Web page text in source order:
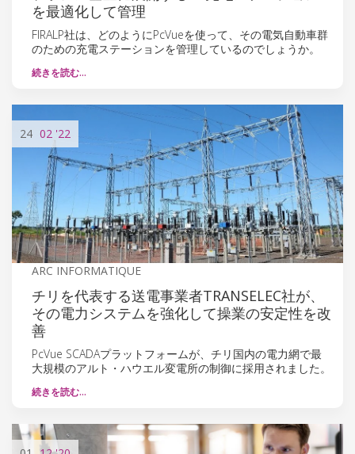
を最適化して管理
FIRALP社は、どのようにPcVueを使って、その電気自動車群
のための充電ステーションを管理しているのでしょうか。
続きを読む…
24 02 '22
ARC INFORMATIQUE
チリを代表する送電事業者TRANSELEC社が、
その電力システムを強化して操業の安定性を改
善
PcVue SCADAプラットフォームが、チリ国内の電力網で最
大規模のアルト・ハウエル変電所の制御に採用されました。
続きを読む…